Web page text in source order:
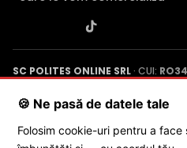
SC POLITES ONLINE SRL · CUI:
Poenaru, Nr. 1, Craiova, Jud. Dolj ·
🍪 Ne pasă de datele tale
Folosim cookie-uri pentru a